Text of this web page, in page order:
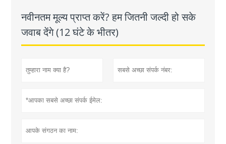
नवीनतम मूल्य प्राप्त करें? हम जितनी जल्दी हो सके
जवाब देंगे (12 घंटे के भीतर)